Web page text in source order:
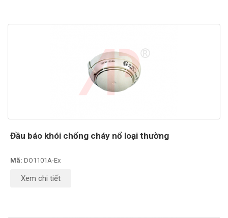
Đầu báo khói chống cháy nổ loại thường
Mã: DO1101A-Ex
Xem chi tiết